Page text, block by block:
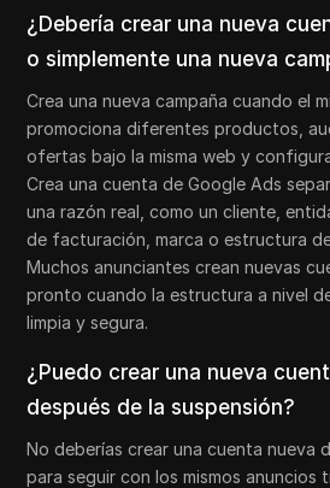
¿Debería crear una nueva
o simplemente una nueva
Crea una nueva campaña cuando el
promociona diferentes productos,
ofertas bajo la misma web y
Crea una cuenta de Google Ads
una razón real, como un cliente,
de facturación, marca o estructura
Muchos anunciantes crean nuevas
pronto cuando la estructura a nivel
limpia y segura.
¿Puedo crear una nueva
después de la suspensión?
No deberías crear una cuenta nueva
para seguir con los mismos anuncios